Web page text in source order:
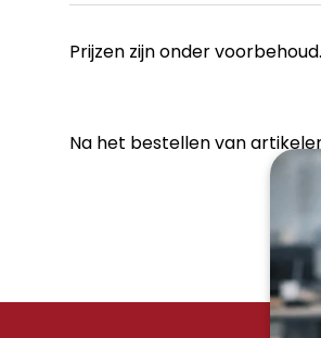
Prijzen zijn onder voorbehoud.
Na het bestellen van